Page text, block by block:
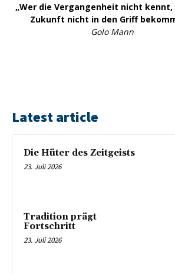
„Wer die Vergangenheit nicht kennt,
Zukunft nicht in den Griff
Golo Mann
Latest article
Die Hüter des Zeitgeists
23. Juli 2026
Tradition prägt
Fortschritt
23. Juli 2026